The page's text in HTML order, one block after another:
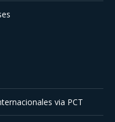
via PCT